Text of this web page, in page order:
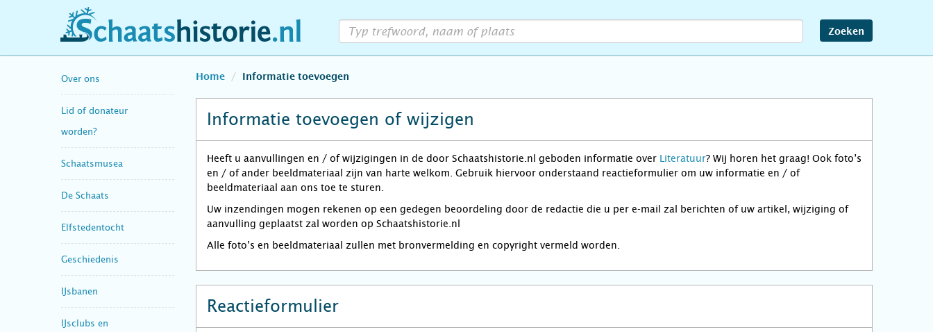
schaatshistorie.nl Zoeken
Over ons
Lid of donateur
worden?
Schaatsmusea
De Schaats
Elfstedentocht
Geschiedenis
IJsbanen
IJsclubs en
Home Informatie toevoegen
Informatie toevoegen of wijzigen
Heeft u aanvullingen en / of wijzigingen in de door Schaatshistorie.nl geboden informatie over Literatuur? Wij horen het graag! Ook foto’s
en / of ander beeldmateriaal zijn van harte welkom. Gebruik hiervoor onderstaand reactieformulier om uw informatie en / of
beeldmateriaal aan ons toe te sturen.
Uw inzendingen mogen rekenen op een gedegen beoordeling door de redactie die u per e-mail zal berichten of uw artikel, wijziging of
aanvulling geplaatst zal worden op Schaatshistorie.nl
Alle foto’s en beeldmateriaal zullen met bronvermelding en copyright vermeld worden.
Reactieformulier